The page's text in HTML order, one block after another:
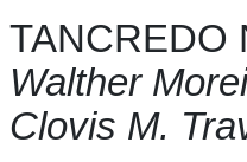
TANCREDO
Walther
Clovis M.